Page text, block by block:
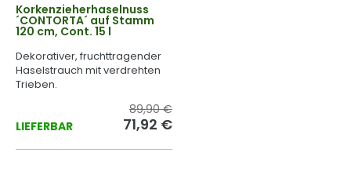
Korkenzieherhaselnuss
´CONTORTA´ auf Stamm
120 cm, Cont. 15 l
Dekorativer, fruchttragender
Haselstrauch mit verdrehten
Trieben.
LIEFERBAR
89,90 €
71,92 €